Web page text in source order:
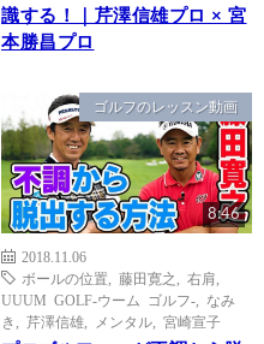
識する！｜芹澤信雄プロ × 宮
本勝昌プロ
ゴルフのレッスン動画
8:46
2018.11.06
ボールの位置
藤田寛之 右肩
UUUM GOLF-ウーム ゴルフ-
なみ
き
芹澤信雄 メンタル 宮崎宣子